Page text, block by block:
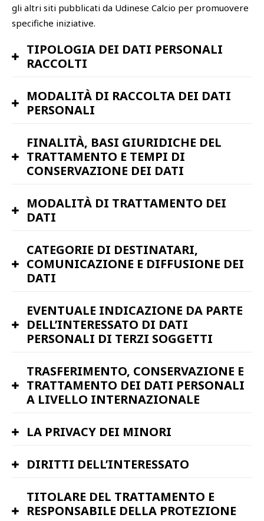
gli altri siti pubblicati da Udinese Calcio per promuovere
specifiche iniziative.
TIPOLOGIA DEI DATI PERSONALI
RACCOLTI
MODALITÀ DI RACCOLTA DEI DATI
PERSONALI
FINALITÀ, BASI GIURIDICHE DEL
TRATTAMENTO E TEMPI DI
CONSERVAZIONE DEI DATI
MODALITÀ DI TRATTAMENTO DEI
DATI
CATEGORIE DI DESTINATARI,
COMUNICAZIONE E DIFFUSIONE DEI
DATI
EVENTUALE INDICAZIONE DA PARTE
DELL’INTERESSATO DI DATI
PERSONALI DI TERZI SOGGETTI
TRASFERIMENTO, CONSERVAZIONE E
TRATTAMENTO DEI DATI PERSONALI
A LIVELLO INTERNAZIONALE
LA PRIVACY DEI MINORI
DIRITTI DELL’INTERESSATO
TITOLARE DEL TRATTAMENTO E
RESPONSABILE DELLA PROTEZIONE